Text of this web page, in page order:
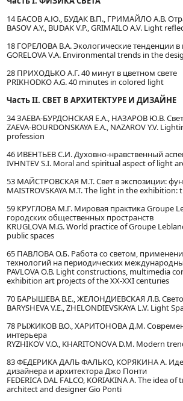
14 БАСОВ А.Ю., БУДАК В.П., ГРИМАЙЛО А.В.
BASOV A.Y., BUDAK V.P., GRIMAILO A.V. Light
18 ГОРЕЛОВА В.А. Экологические тенденции
GORELOVA V.A. Environmental trends in the
28 ПРИХОДЬКО А.Г. 40 минут в цветном свете
PRIKHODKO A.G. 40 minutes in colored light
Часть II. СВЕТ В АРХИТЕКТУРЕ И ДИЗАЙНЕ
34 ЗАЕВА-БУРДОНСКАЯ Е.А., НАЗАРОВ Ю.В.
ZAEVA-BOURDONSKAYA E.A., NAZAROV Y.V.
profession
46 ИВЕНТЬЕВ С.И. Духовно-нравственный
IVHNTEV S.I. Moral and spiritual aspect of light
53 МАЙСТРОВСКАЯ М.Т. Свет в экспозиции:
MAISTROVSKAYA М.Т. The light in the
59 КРУГЛОВА М.Г. Мировая практика Groupe
городских общественных пространств
KRUGLOVA M.G. World practice of Groupe
public spaces
65 ПАВЛОВА О.Б. Работа со светом,
технологий на периодических
PAVLOVA О.В. Light constructions, multimedia
exhibition art projects of the XX-XXI centuries
70 БАРЫШЕВА В.Е., ЖЕЛОНДИЕВСКАЯ Л.В.
BARYSHEVA V.E., ZHELONDIEVSKAYA L.V. Light
78 РЫЖИКОВ В.О., ХАРИТОНОВА Д.М.
интерьера
RYZHIKOV V.O., KHARITONOVА D.M. Modern
83 ФЕДЕРИКА ДАЛЬ ФАЛЬКО, КОРЯКИНА А. Идеи
дизайнера и архитектора Джо Понти
FEDERICA DAL FALCO, KORIAKINA A. The
architect and designer Gio Ponti